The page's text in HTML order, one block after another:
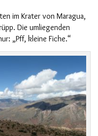
im Krater von Maragua,
Die umliegenden
: „Pff, kleine Fiche.“